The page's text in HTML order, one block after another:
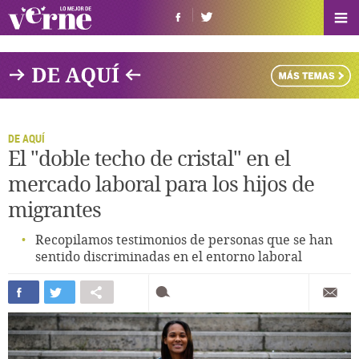
DE AQUÍ
El "doble techo de cristal" en el
mercado laboral para los hijos de
migrantes
Recopilamos testimonios de personas que se han
sentido discriminadas en el entorno laboral